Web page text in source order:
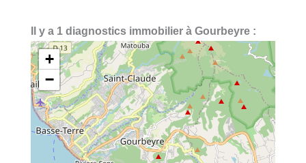
Il y a 1 diagnostics immobilier à Gourbeyre :
+
−